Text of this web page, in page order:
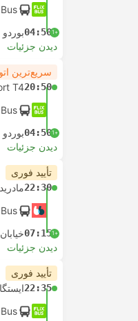
+1
04:50بوردو
دیدن جزئیات
سریع‌ترین
20:50
T4
+1
04:50بوردو
دیدن جزئیات
تأیید فوری
22:30
+1
07:15
دیدن جزئیات
تأیید فوری
22:35